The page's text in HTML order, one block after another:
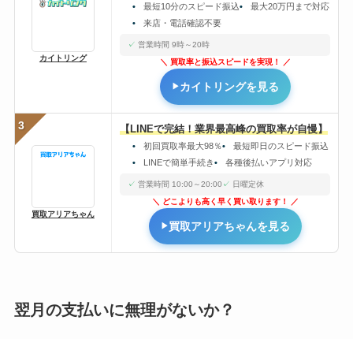
カイトリング
最短10分のスピード振込
最大20万円まで対応
来店・電話確認不要
営業時間 9時～20時
買取率と振込スピードを実現！
カイトリングを見る
3
買取アリアちゃん
【LINEで完結！業界最高峰の買取率が自慢】
初回買取率最大98％
最短即日のスピード振込
LINEで簡単手続き
各種後払いアプリ対応
営業時間 10:00～20:00
日曜定休
どこよりも高く早く買い取ります！
買取アリアちゃんを見る
翌月の支払いに無理がないか？